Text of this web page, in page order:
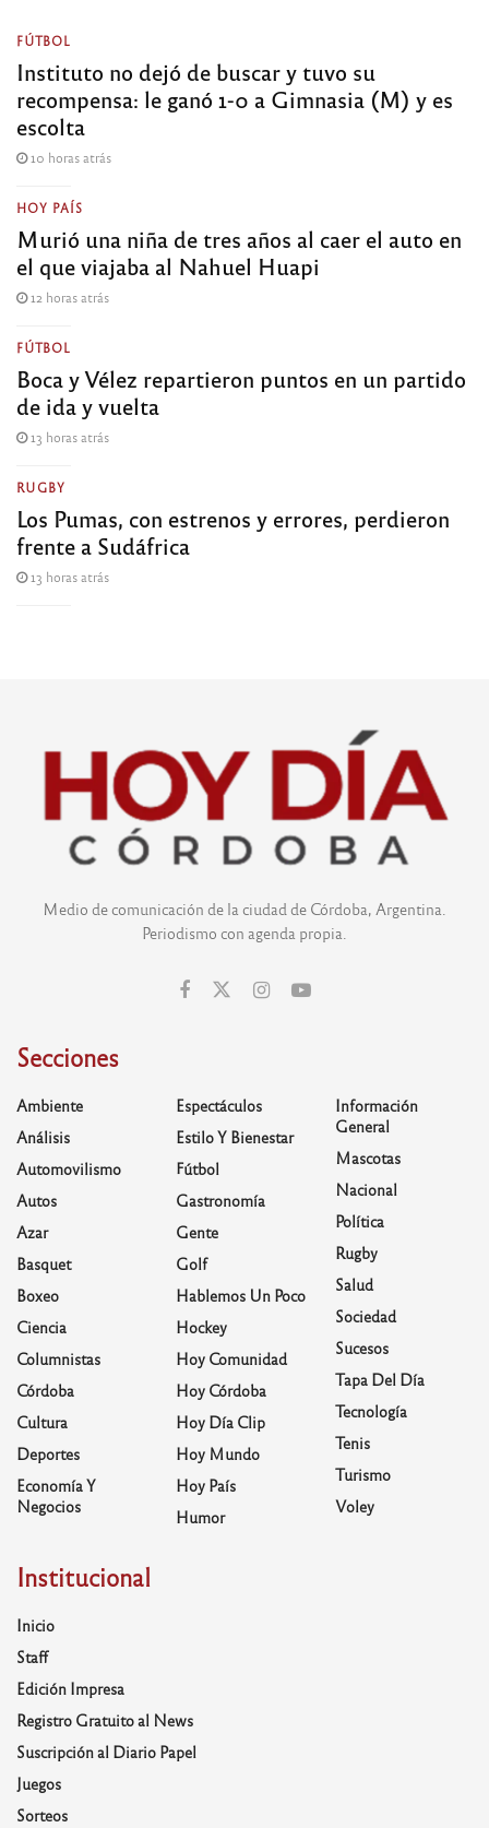
FÚTBOL
Instituto no dejó de buscar y tuvo su
recompensa: le ganó 1-0 a Gimnasia (M) y es
escolta
10 horas atrás
HOY PAÍS
Murió una niña de tres años al caer el auto en
el que viajaba al Nahuel Huapi
12 horas atrás
FÚTBOL
Boca y Vélez repartieron puntos en un partido
de ida y vuelta
13 horas atrás
RUGBY
Los Pumas, con estrenos y errores, perdieron
frente a Sudáfrica
13 horas atrás
Medio de comunicación de la ciudad de Córdoba, Argentina.
Periodismo con agenda propia.
Secciones
Ambiente
Análisis
Automovilismo
Autos
Azar
Basquet
Boxeo
Ciencia
Columnistas
Córdoba
Cultura
Deportes
Economía Y
Negocios
Espectáculos
Estilo Y Bienestar
Fútbol
Gastronomía
Gente
Golf
Hablemos Un Poco
Hockey
Hoy Comunidad
Hoy Córdoba
Hoy Día Clip
Hoy Mundo
Hoy País
Humor
Información
General
Mascotas
Nacional
Política
Rugby
Salud
Sociedad
Sucesos
Tapa Del Día
Tecnología
Tenis
Turismo
Voley
Institucional
Inicio
Staff
Edición Impresa
Registro Gratuito al News
Suscripción al Diario Papel
Juegos
Sorteos